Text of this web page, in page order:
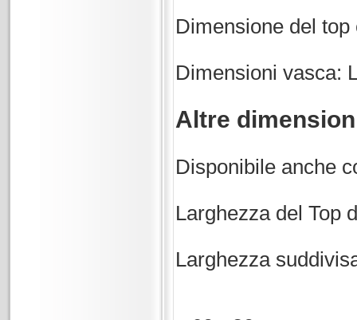
Dimensione del
Dimensioni vasca:
Altre
Disponibile anche
Larghezza del Top
Larghezza